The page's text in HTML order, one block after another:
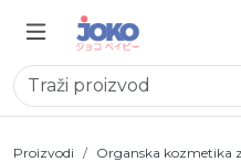
Proizvodi
Organska kozmetika